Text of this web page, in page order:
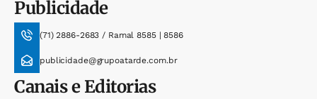
Publicidade
(71) 2886-2683 / Ramal 8585 | 8586
publicidade@grupoatarde.com.br
Canais e Editorias